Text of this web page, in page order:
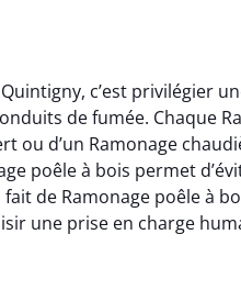
c’est privilégier
de fumée. Chaque
ou d’un Ramonage
poêle à bois permet
fait de Ramonage poêle à
une prise en charge